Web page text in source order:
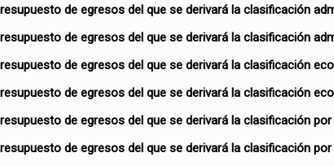
de egresos del que se derivará la clasificación
de egresos del que se derivará la clasificación
de egresos del que se derivará la clasificación
de egresos del que se derivará la clasificación
de egresos del que se derivará la clasificación
de egresos del que se derivará la clasificación